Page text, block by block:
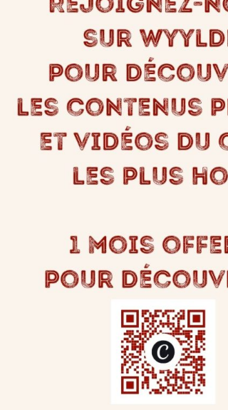
et des libertins afin que chacun
notamment pour le repas ? Pouvons nous
connaître la bonne quantité de repas à
faut prendre son temps quand on débute
chacun a son rythme.
est « Tout est possible mais rien n’est
que c’est la première fois dans un club.
bien un vestiaire, nul besoin d’arriver